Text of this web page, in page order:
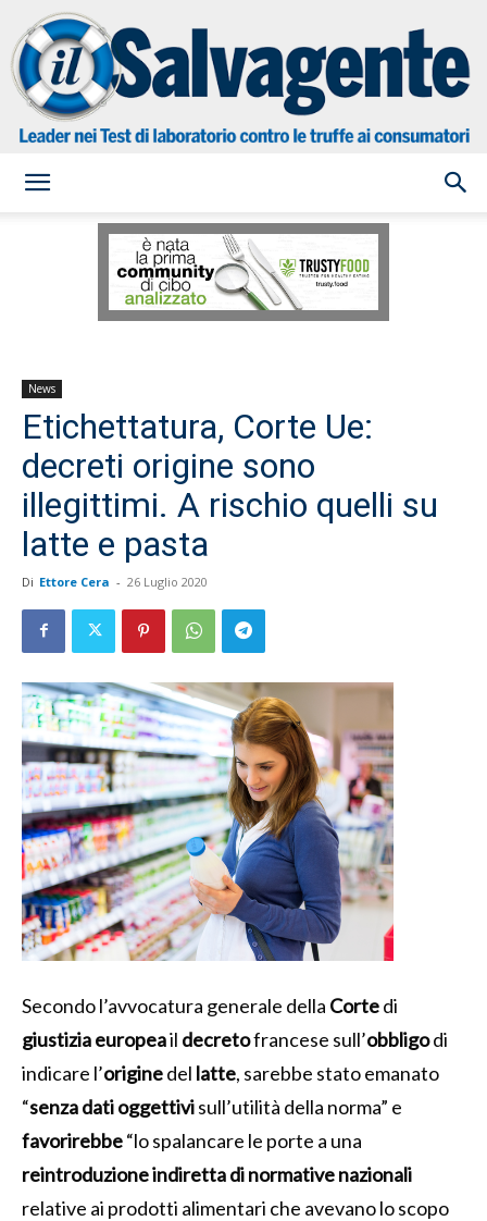
Salvagente
News
Etichettatura, Corte Ue:
decreti origine sono
illegittimi. A rischio quelli su
latte e pasta
Di Ettore Cera - 26 Luglio 2020
Secondo l’avvocatura generale della Cortedi
giustiziaeuropeail decretofrancese sull’obbligodi
indicare l’originedel latte, sarebbe stato emanato
“senza dati oggettivisull’utilità della norma” e
favorirebbe“lo spalancare le porte a una
reintroduzione indiretta di normative nazionali
relative ai prodotti alimentari che avevano lo scopo